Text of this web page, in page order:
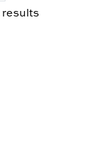
results